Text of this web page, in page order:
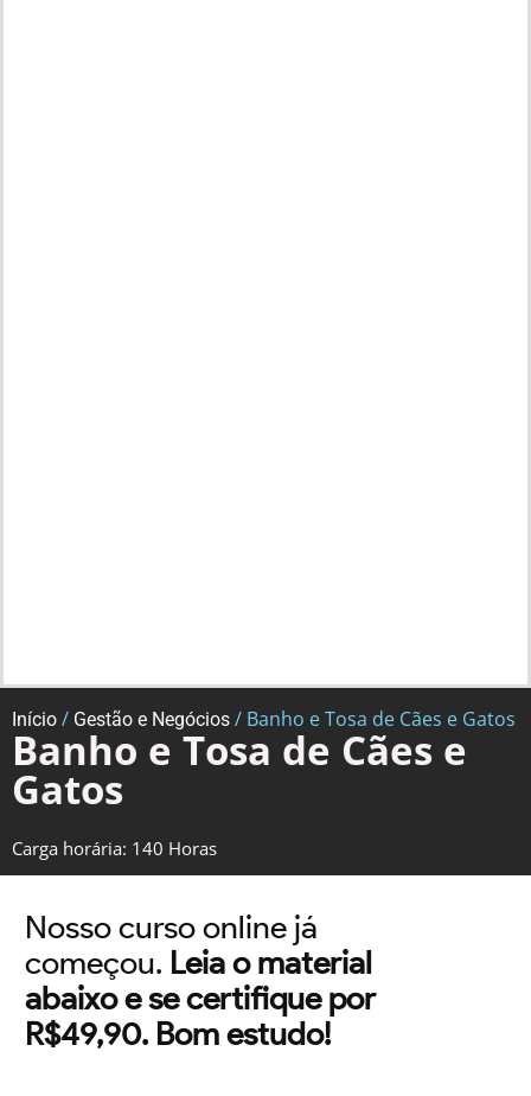
Início / Gestão e Negócios / Banho e Tosa de Cães e Gatos
Banho e Tosa de Cães e
Gatos
Carga horária: 140 Horas
Nosso curso online já
começou. Leia o material
abaixo e se certifique por
R$49,90. Bom estudo!